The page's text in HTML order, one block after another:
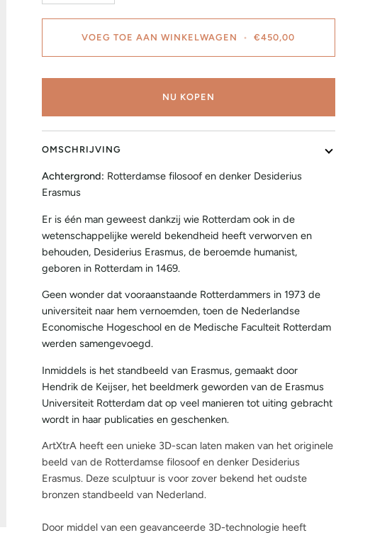
VOEG TOE AAN WINKELWAGEN • €450,00
NU KOPEN
OMSCHRIJVING
Achtergrond: Rotterdamse filosoof en denker Desiderius
Erasmus
Er is één man geweest dankzij wie Rotterdam ook in de
wetenschappelijke wereld bekendheid heeft verworven en
behouden, Desiderius Erasmus, de beroemde humanist,
geboren in Rotterdam in 1469.
Geen wonder dat vooraanstaande Rotterdammers in 1973 de
universiteit naar hem vernoemden, toen de Nederlandse
Economische Hogeschool en de Medische Faculteit Rotterdam
werden samengevoegd.
Inmiddels is het standbeeld van Erasmus, gemaakt door
Hendrik de Keijser, het beeldmerk geworden van de Erasmus
Universiteit Rotterdam dat op veel manieren tot uiting gebracht
wordt in haar publicaties en geschenken.
ArtXtrA heeft een unieke 3D-scan laten maken van het originele
beeld van de Rotterdamse filosoof en denker Desiderius
Erasmus. Deze sculptuur is voor zover bekend het oudste
bronzen standbeeld van Nederland.
Door middel van een geavanceerde 3D-technologie heeft